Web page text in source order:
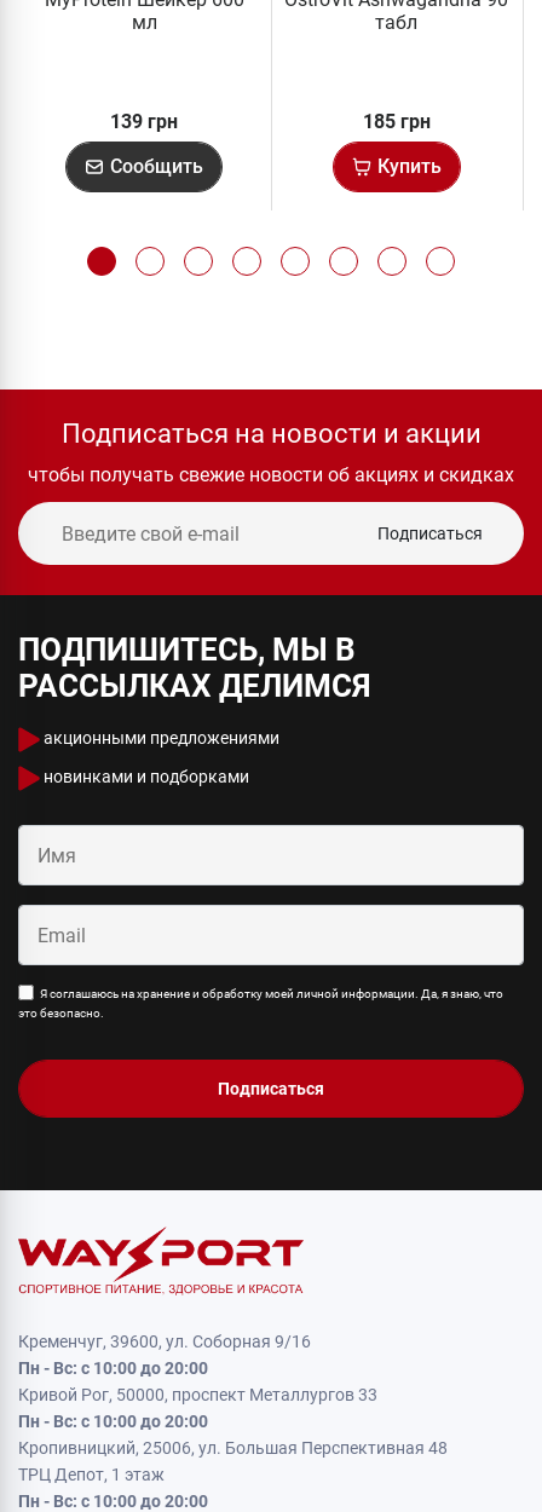
мл
139 грн
Сообщить
табл
185 грн
Купить
Подписаться на новости и акции
чтобы получать свежие новости об акциях и скидках
Подписаться
ПОДПИШИТЕСЬ, МЫ В
РАССЫЛКАХ ДЕЛИМСЯ
акционными предложениями
новинками и подборками
Я соглашаюсь на хранение и обработку моей личной информации. Да, я знаю, что
это безопасно.
Подписаться